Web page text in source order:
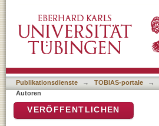
Publikationsdienste → TOBIAS-portale →
Autoren
VERÖFFENTLICHEN